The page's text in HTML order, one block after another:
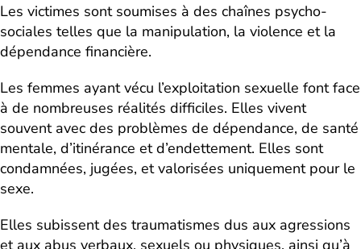
Les victimes sont soumises à des chaînes psycho-
sociales telles que la manipulation, la violence et la
dépendance financière.
Les femmes ayant vécu l’exploitation sexuelle font face
à de nombreuses réalités difficiles. Elles vivent
souvent avec des problèmes de dépendance, de santé
mentale, d’itinérance et d’endettement. Elles sont
condamnées, jugées, et valorisées uniquement pour le
sexe.
Elles subissent des traumatismes dus aux agressions
et aux abus verbaux, sexuels ou physiques, ainsi qu’à